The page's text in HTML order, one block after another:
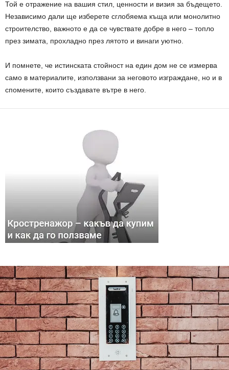
Той е отражение на вашия стил, ценности и визия за бъдещето.
Независимо дали ще изберете сглобяема къща или монолитно
строителство, важното е да се чувствате добре в него – топло
през зимата, прохладно през лятото и винаги уютно.
И помнете, че истинската стойност на един дом не се измерва
само в материалите, използвани за неговото изграждане, но и в
спомените, които създавате вътре в него.